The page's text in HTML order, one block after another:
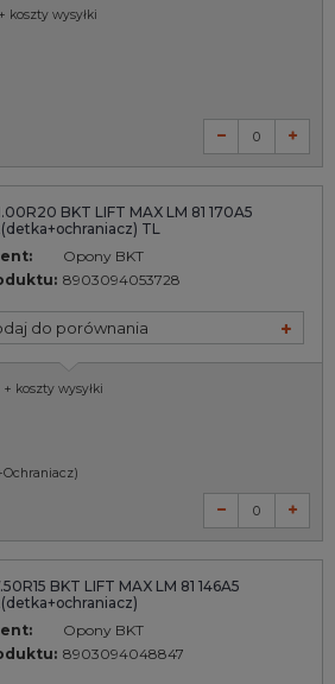
+ koszty wysyłki
BKT LIFT MAX LM 81 170A5
TL
Opony BKT
8903094053728
do porównania
+ koszty wysyłki
BKT LIFT MAX LM 81 146A5
Opony BKT
8903094048847